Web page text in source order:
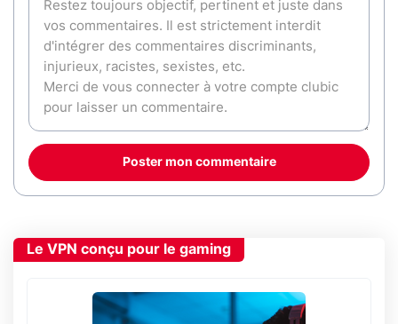
Poster mon commentaire
Le VPN conçu pour le gaming